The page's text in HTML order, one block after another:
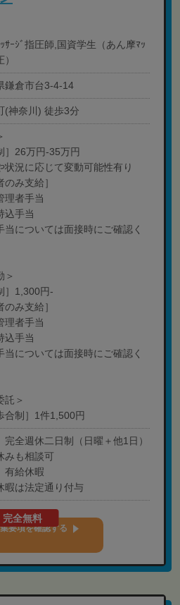
ｻｰｼﾞ指圧師,国資学生（あん摩ﾏｯ
鎌倉市台3-4-14
(神奈川) 徒歩3分
］26万円-35万円
況に応じて変動可能性有り
のみ支給］
理者手当
込手当
については面接時にご確認く
＞
］1,300円-
のみ支給］
理者手当
込手当
については面接時にご確認く
託＞
合制］1件1,500円
完全週休二日制（日曜＋他1日）
みも相談可
有給休暇
暇は法定通り付与
完全無料
要項を確認する